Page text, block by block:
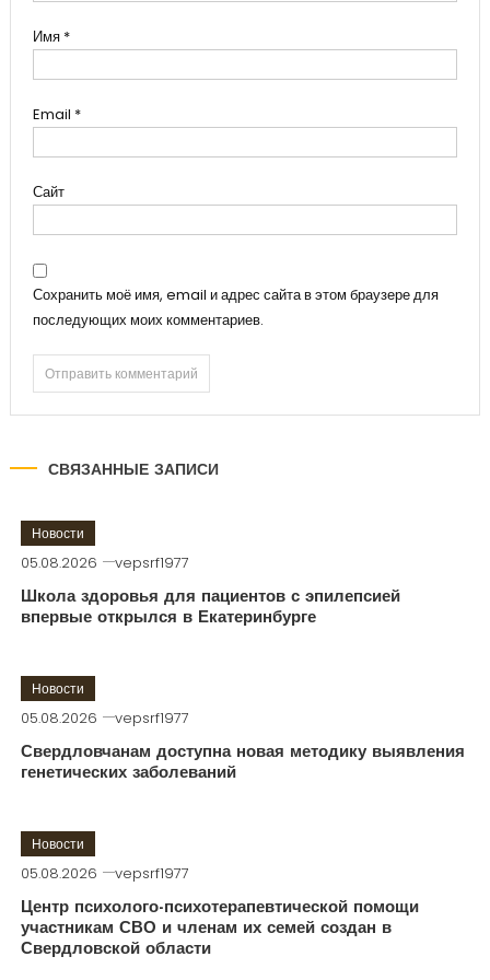
Имя *
Email *
Сайт
Сохранить моё имя, email и адрес сайта в этом браузере для
последующих моих комментариев.
СВЯЗАННЫЕ ЗАПИСИ
Новости
05.08.2026 vepsrf1977
Школа здоровья для пациентов с эпилепсией
впервые открылся в Екатеринбурге
Новости
05.08.2026 vepsrf1977
Свердловчанам доступна новая методику выявления
генетических заболеваний
Новости
05.08.2026 vepsrf1977
Центр психолого-психотерапевтической помощи
участникам СВО и членам их семей создан в
Свердловской области